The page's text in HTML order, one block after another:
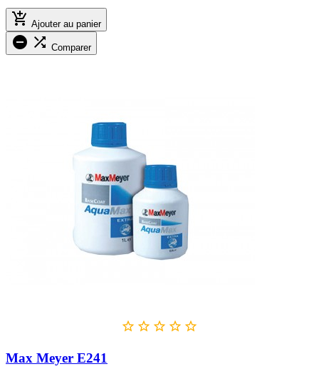
 Ajouter au panier
  Comparer
    
Max Meyer E241